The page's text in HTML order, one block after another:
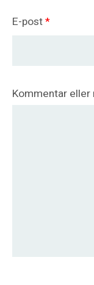
E-post*
Kommentar